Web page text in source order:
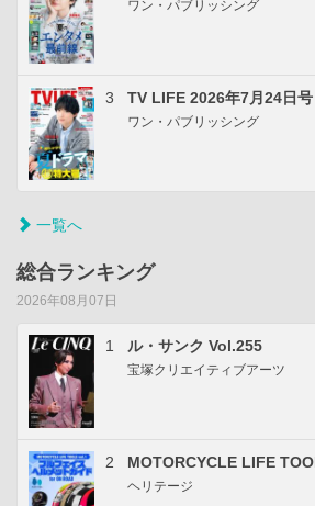
ワン・パブリッシング
3 TV LIFE 2026年7月24日号
ワン・パブリッシング
一覧へ
総合ランキング
2026年08月07日
1 ル・サンク Vol.255
宝塚クリエイティブアーツ
2 MOTORCYCLE LIFE
ヘリテージ